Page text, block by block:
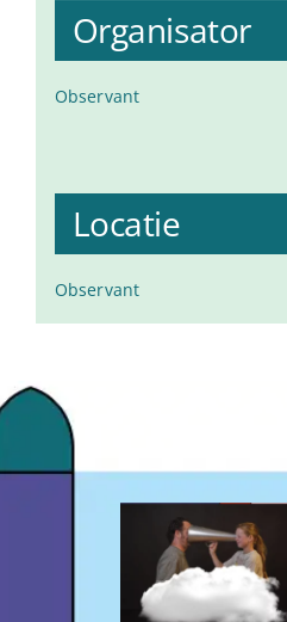
Organisator
Observant
Locatie
Observant